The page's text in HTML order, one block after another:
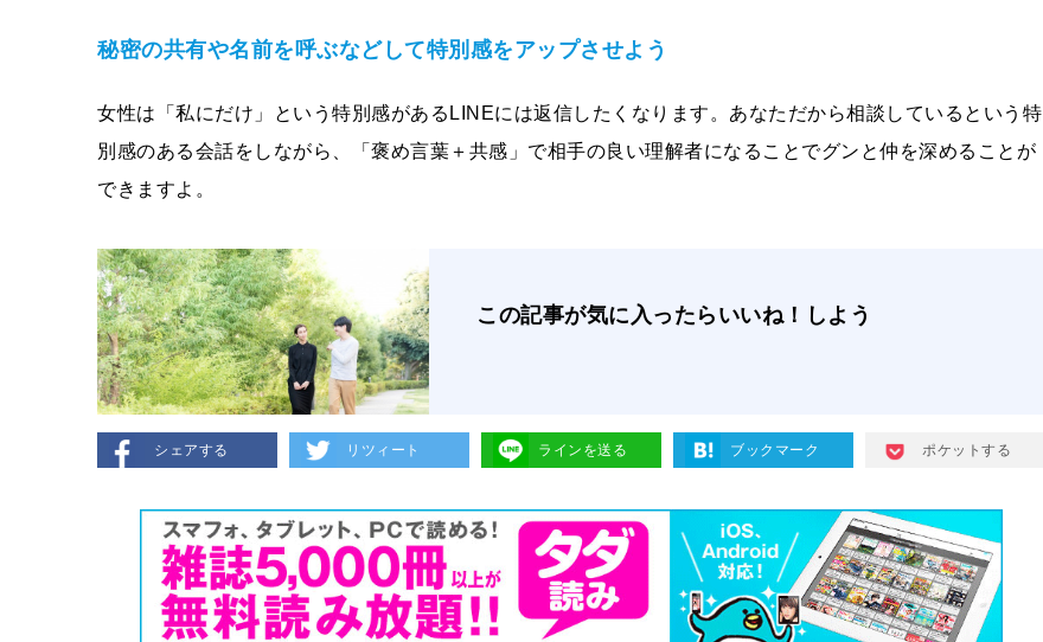
秘密の共有や名前を呼ぶなどして特別感をアップさせよう
女性は「私にだけ」という特別感があるLINEには返信したくなります。あなただから相談しているという特
別感のある会話をしながら、「褒め言葉＋共感」で相手の良い理解者になることでグンと仲を深めることが
できますよ。
この記事が気に入ったらいいね！しよう
シェアする リツィート ラインを送る ブックマーク ポケットする